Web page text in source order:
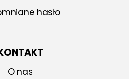
hasło
O nas